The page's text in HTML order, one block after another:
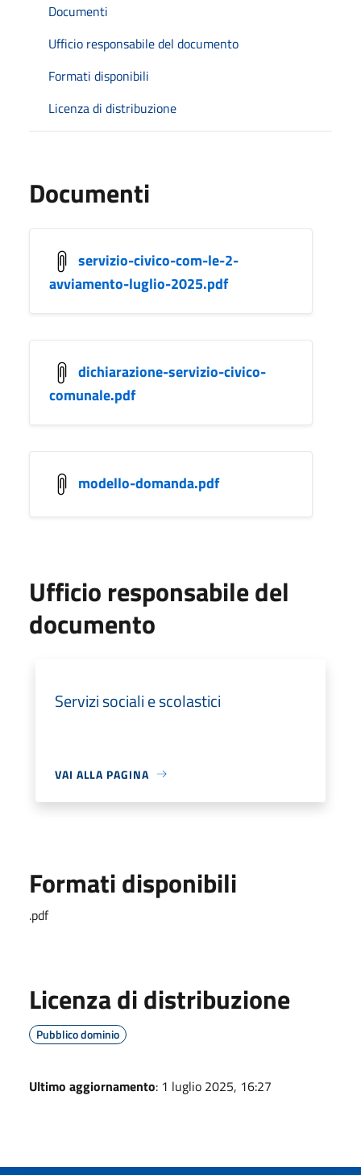
Documenti
Ufficio responsabile del documento
Formati disponibili
Licenza di distribuzione
Documenti
servizio-civico-com-le-2-
avviamento-luglio-2025.pdf
dichiarazione-servizio-civico-
comunale.pdf
modello-domanda.pdf
Ufficio responsabile del
documento
Servizi sociali e scolastici
VAI ALLA PAGINA
Formati disponibili
.pdf
Licenza di distribuzione
Pubblico dominio
Ultimo aggiornamento: 1 luglio 2025, 16:27